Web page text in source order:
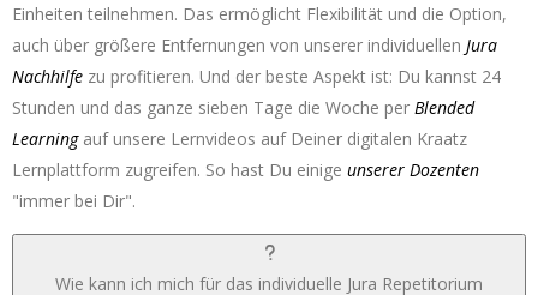
Einheiten teilnehmen. Das ermöglicht Flexibilität und die Option,
auch über größere Entfernungen von unserer individuellen Jura
Nachhilfe zu profitieren. Und der beste Aspekt ist: Du kannst 24
Stunden und das ganze sieben Tage die Woche per Blended
Learning auf unsere Lernvideos auf Deiner digitalen Kraatz
Lernplattform zugreifen. So hast Du einige unserer Dozenten
"immer bei Dir".
Wie kann ich mich für das individuelle Jura Repetitorium